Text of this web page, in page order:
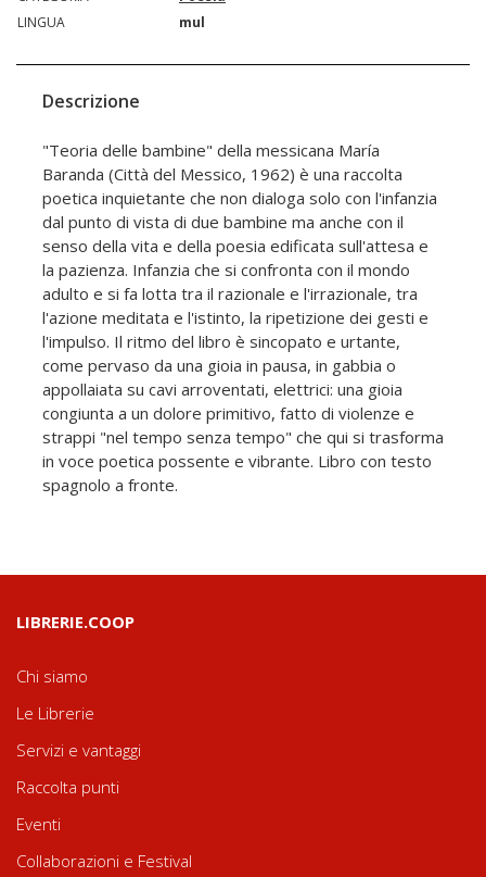
LINGUA
mul
Descrizione
"Teoria delle bambine" della messicana María
Baranda (Città del Messico, 1962) è una raccolta
poetica inquietante che non dialoga solo con l'infanzia
dal punto di vista di due bambine ma anche con il
senso della vita e della poesia edificata sull'attesa e
la pazienza. Infanzia che si confronta con il mondo
adulto e si fa lotta tra il razionale e l'irrazionale, tra
l'azione meditata e l'istinto, la ripetizione dei gesti e
l'impulso. Il ritmo del libro è sincopato e urtante,
come pervaso da una gioia in pausa, in gabbia o
appollaiata su cavi arroventati, elettrici: una gioia
congiunta a un dolore primitivo, fatto di violenze e
strappi "nel tempo senza tempo" che qui si trasforma
in voce poetica possente e vibrante. Libro con testo
spagnolo a fronte.
LIBRERIE.COOP
Chi siamo
Le Librerie
Servizi e vantaggi
Raccolta punti
Eventi
Collaborazioni e Festival